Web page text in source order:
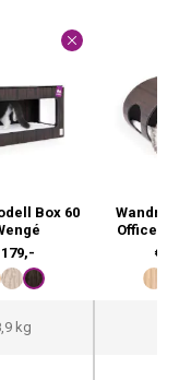
Box 60
179,-
Office
€
kg